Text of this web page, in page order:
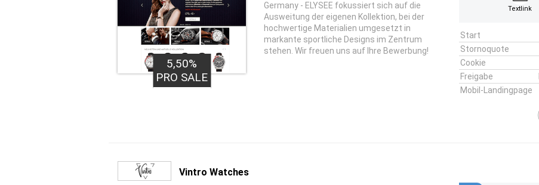
5,50%
PRO SALE
Germany - ELYSEE fokussiert sich auf die
Ausweitung der eigenen Kollektion, bei der
hochwertige Materialien umgesetzt in
markante sportliche Designs im Zentrum
stehen. Wir freuen uns auf Ihre Bewerbung!
Textlink
Start
Stornoquote
Cookie
Freigabe
Mobil-Landingpage
Vintro Watches